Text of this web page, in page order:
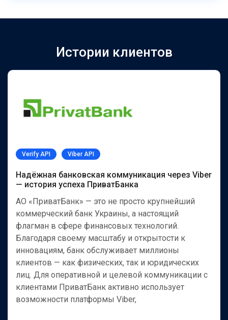
Истории клиентов
Verify API Viber API
Надёжная банковская коммуникация через Viber
— история успеха ПриватБанка
АО «ПриватБанк» — это не просто крупнейший
коммерческий банк Украины, а настоящий
флагман в сфере финансовых технологий.
Благодаря своему масштабу и открытости к
инновациям, банк обслуживает миллионы
клиентов — как физических, так и юридических
лиц. Для оперативной и целевой коммуникации с
клиентами ПриватБанк активно использует
возможности платформы Viber,